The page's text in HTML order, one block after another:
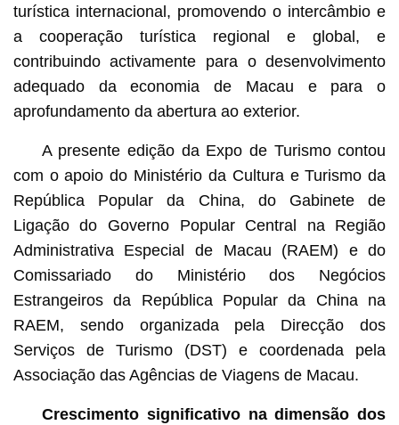
turística internacional, promovendo o intercâmbio e
a cooperação turística regional e global, e
contribuindo activamente para o desenvolvimento
adequado da economia de Macau e para o
aprofundamento da abertura ao exterior.
A presente edição da Expo de Turismo contou
com o apoio do Ministério da Cultura e Turismo da
República Popular da China, do Gabinete de
Ligação do Governo Popular Central na Região
Administrativa Especial de Macau (RAEM) e do
Comissariado do Ministério dos Negócios
Estrangeiros da República Popular da China na
RAEM, sendo organizada pela Direcção dos
Serviços de Turismo (DST) e coordenada pela
Associação das Agências de Viagens de Macau.
Crescimento significativo na dimensão dos